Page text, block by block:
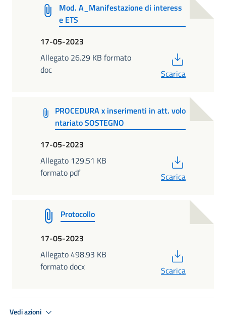
Mod. A_Manifestazione di interess
e ETS
17-05-2023
Allegato 26.29 KB formato
doc
Scarica
PROCEDURA x inserimenti in att. volo
ntariato SOSTEGNO
17-05-2023
Allegato 129.51 KB
formato pdf
Scarica
Protocollo
17-05-2023
Allegato 498.93 KB
formato docx
Scarica
Vedi azioni